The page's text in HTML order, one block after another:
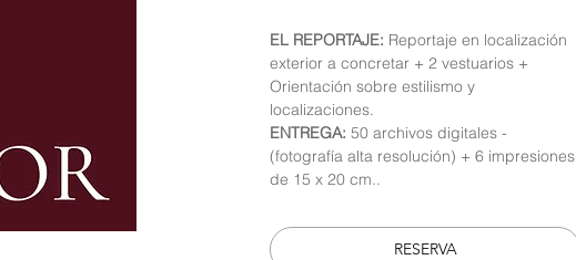
EL REPORTAJE: Reportaje en localización
exterior a concretar + 2 vestuarios +
Orientación sobre estilismo y
localizaciones.
ENTREGA: 50 archivos digitales -
(fotografía alta resolución) + 6 impresiones
de 15 x 20 cm..
RESERVA